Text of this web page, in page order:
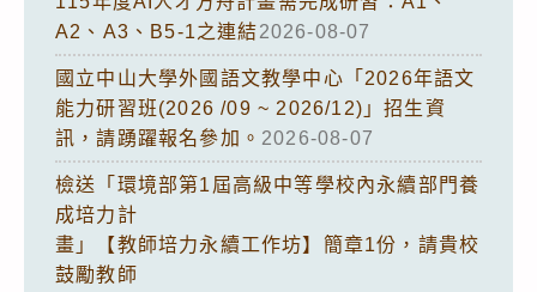
A2、A3、B5-1之連結2026-08-07
國立中山大學外國語文教學中心「2026年語文
能力研習班(2026 /09 ~ 2026/12)」招生資
訊，請踴躍報名參加。 2026-08-07
檢送「環境部第1屆高級中等學校內永續部門養
成培力計
畫」【教師培力永續工作坊】簡章1份，請貴校
鼓勵教師